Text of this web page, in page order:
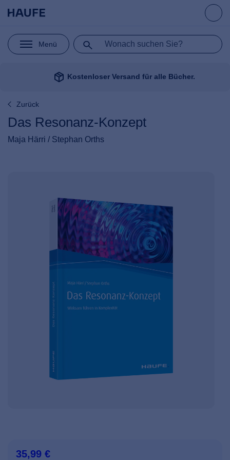
Menü
package_2 Kostenloser Versand für alle Bücher.
Zurück
Das Resonanz-Konzept
Maja Härri / Stephan Orths
35,99 €